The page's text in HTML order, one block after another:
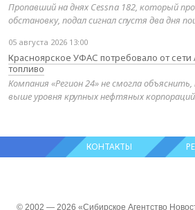
Пропавший на днях Cessna 182, который
обстановку, подал сигнал спустя два дня
05 августа 2026 13:00
Красноярское УФАС потребовало от
топливо
Компания «Регион 24» не смогла
выше уровня крупных нефтяных
КОНТАКТЫ
© 2002 — 2026 «Сибирское Агентство